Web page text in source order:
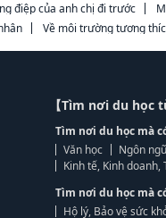
điệp của anh chị đi trước
Về môi trường tương
【Tìm nơi du học
Tìm nơi du học mà
Văn học
Ngôn
Kinh tế, Kinh
Tìm nơi du học mà
Hộ lý, Bảo vệ sức